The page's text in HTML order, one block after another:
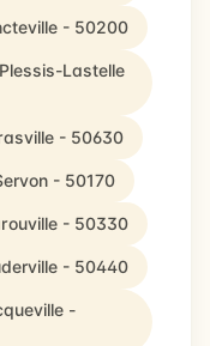
- 50200
Lastelle
- 50630
- 50170
- 50330
- 50440
-